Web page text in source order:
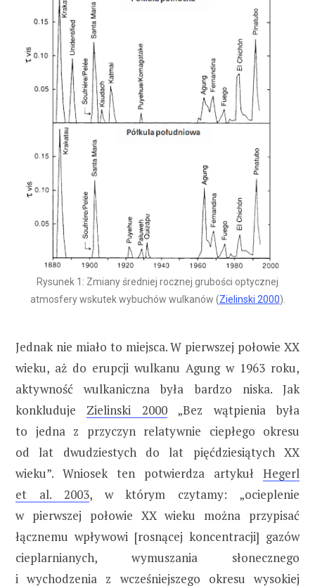
Rysunek 1: Zmiany średniej rocznej grubości optycznej
atmosfery wskutek wybuchów wulkanów (Zielinski 2000).
Jednak nie miało to miejsca. W pierwszej połowie XX
wieku, aż do erupcji wulkanu Agung w 1963 roku,
aktywność wulkaniczna była bardzo niska. Jak
konkluduje Zielinski 2000„Bez wątpienia była
to jedna z przyczyn relatywnie ciepłego okresu
od lat dwudziestych do lat pięćdziesiątych XX
wieku”. Wniosek ten potwierdza artykuł Hegerl
et al. 2003, w którym czytamy: „ocieplenie
w pierwszej połowie XX wieku można przypisać
łącznemu wpływowi [rosnącej koncentracji] gazów
cieplarnianych, wymuszania słonecznego
i wychodzenia z wcześniejszego okresu wysokiej